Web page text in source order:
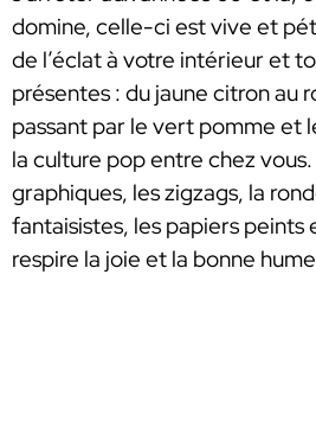
domine, celle-ci est vive et
de l’éclat à votre intérieur et
présentes : du jaune citron au
passant par le vert pomme et
la culture pop entre chez
graphiques, les zigzags, la
fantaisistes, les papiers
respire la joie et la bonne